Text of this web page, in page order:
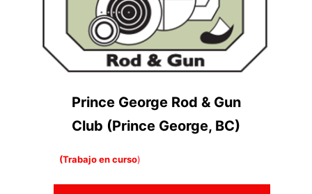
Prince George Rod & Gun
Club (Prince George, BC)
(Trabajo en curso)